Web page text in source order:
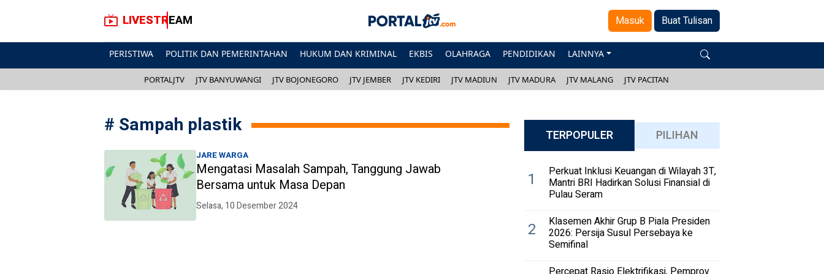
LIVESTREAM Masuk Buat Tulisan
PERISTIWA POLITIK DAN PEMERINTAHAN HUKUM DAN KRIMINAL EKBIS OLAHRAGA PENDIDIKAN LAINNYA
PORTALJTV JTV BANYUWANGI JTV BOJONEGORO JTV JEMBER JTV KEDIRI JTV MADIUN JTV MADURA JTV MALANG JTV PACITAN
# Sampah plastik
JARE WARGA
Mengatasi Masalah Sampah, Tanggung Jawab
Bersama untuk Masa Depan
Selasa, 10 Desember 2024
TERPOPULER PILIHAN
1 Perkuat Inklusi Keuangan di Wilayah 3T,
Mantri BRI Hadirkan Solusi Finansial di
Pulau Seram
2 Klasemen Akhir Grup B Piala Presiden
2026: Persija Susul Persebaya ke
Semifinal